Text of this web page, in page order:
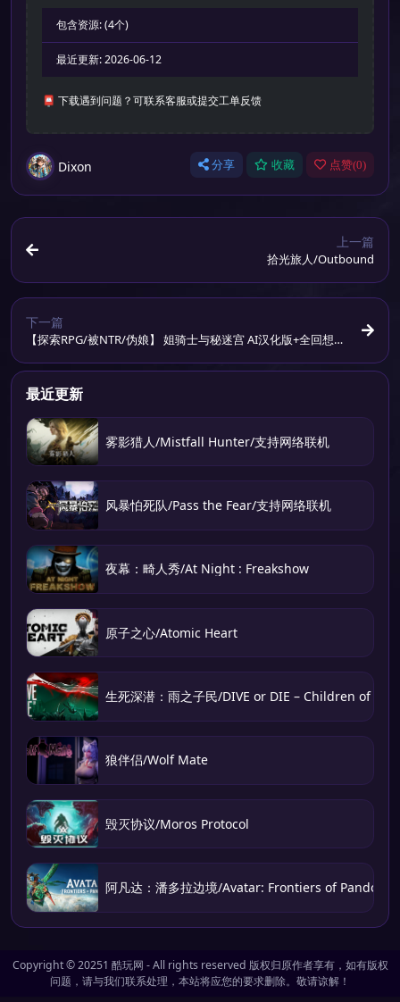
包含资源:(4个)
最近更新:2026-06-12
📮 下载遇到问题？可联系客服或提交工单反馈
Dixon 分享 收藏 点赞(0)
上一篇
拾光旅人/Outbound
下一篇
【探索RPG/被NTR/伪娘】 姐骑士与秘迷宫 AI汉化版+全回想存
最近更新
雾影猎人/Mistfall Hunter/支持网络联机
风暴怕死队/Pass the Fear/支持网络联机
夜幕：畸人秀/At Night : Freakshow
原子之心/Atomic Heart
生死深潜：雨之子民/DIVE or DIE – Children of Rain
狼伴侣/Wolf Mate
毁灭协议/Moros Protocol
阿凡达：潘多拉边境/Avatar: Frontiers of Pandora
Copyright © 20251 酷玩网 - All rights reserved 版权归原作者享有，如有版权
问题，请与我们联系处理，本站将应您的要求删除。敬请谅解！